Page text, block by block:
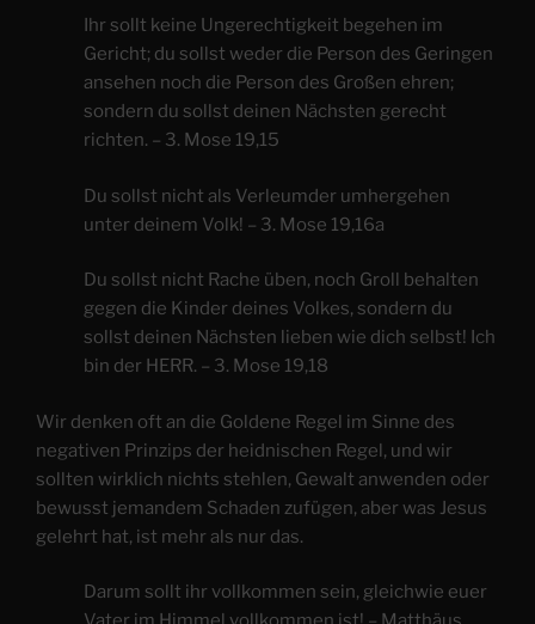
Ihr sollt keine Ungerechtigkeit begehen im
Gericht; du sollst weder die Person des Geringen
ansehen noch die Person des Großen ehren;
sondern du sollst deinen Nächsten gerecht
richten. – 3. Mose 19,15
Du sollst nicht als Verleumder umhergehen
unter deinem Volk! – 3. Mose 19,16a
Du sollst nicht Rache üben, noch Groll behalten
gegen die Kinder deines Volkes, sondern du
sollst deinen Nächsten lieben wie dich selbst! Ich
bin der HERR. – 3. Mose 19,18
Wir denken oft an die Goldene Regel im Sinne des
negativen Prinzips der heidnischen Regel, und wir
sollten wirklich nichts stehlen, Gewalt anwenden oder
bewusst jemandem Schaden zufügen, aber was Jesus
gelehrt hat, ist mehr als nur das.
Darum sollt ihr vollkommen sein, gleichwie euer